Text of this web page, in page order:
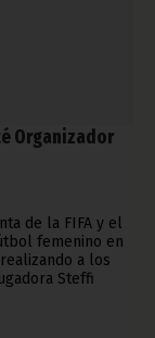
Organizador
de la FIFA y el
femenino en
a los
Steffi